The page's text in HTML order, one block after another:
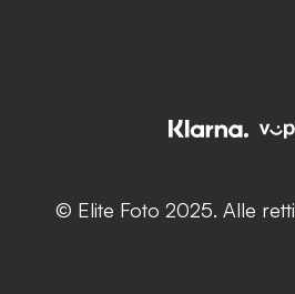
© Elite Foto 2025. Alle